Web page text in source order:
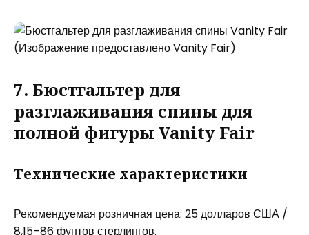
(Изображение предоставлено Vanity Fair)
7. Бюстгальтер для
разглаживания спины для
полной фигуры Vanity Fair
Технические характеристики
Рекомендуемая розничная цена: 25 долларов США /
8,15–86 фунтов стерлингов.